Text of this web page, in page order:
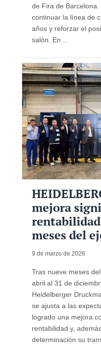
de Fira de
continuar la línea de
años y reforzar el
salón. En ...
mejora
meses del
9 de marzo de 2026
Tras nueve meses
abril al 31 de
Heidelberger
se ajusta a las
logrado una mejora
rentabilidad y,
determinación su